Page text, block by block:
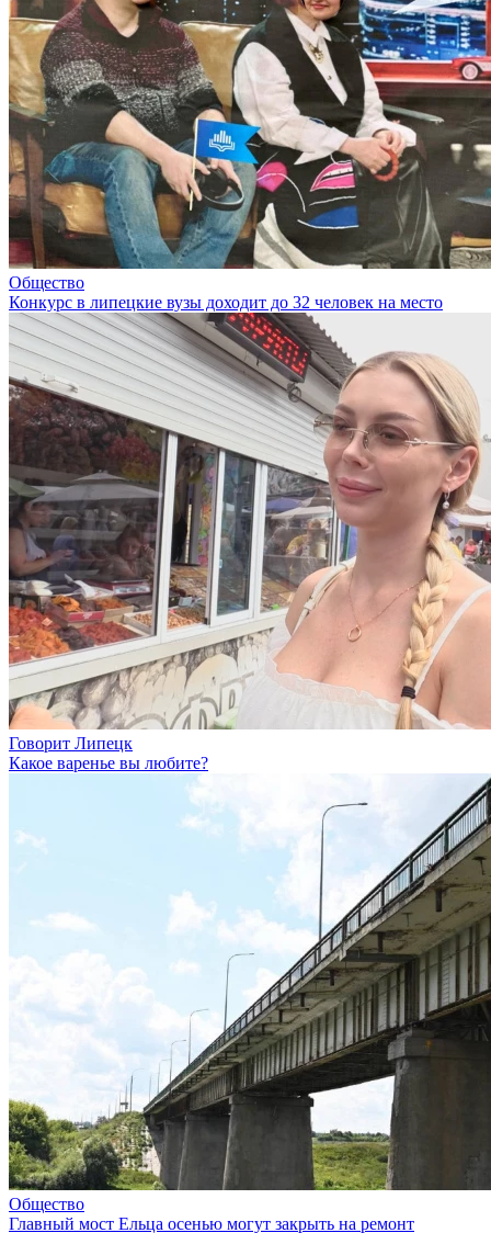
Общество
Конкурс в липецкие вузы доходит до 32 человек на место
Говорит Липецк
Какое варенье вы любите?
Общество
Главный мост Ельца осенью могут закрыть на ремонт